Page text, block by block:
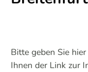
Bitte geben Sie
Ihnen der Link zur